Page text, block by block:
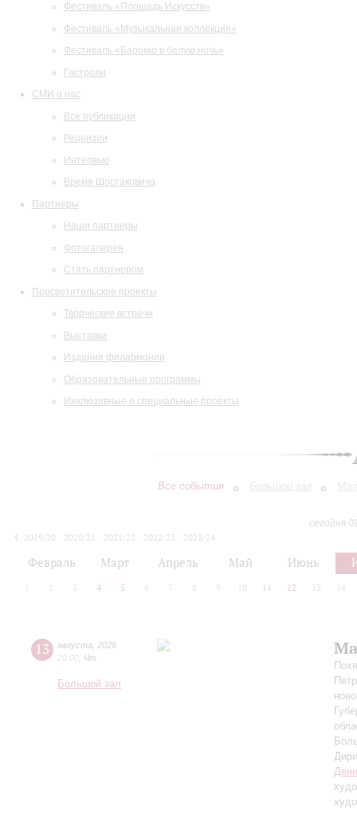
Фестиваль «Площадь Искусств»
Фестиваль «Музыкальная коллекция»
Фестиваль «Барокко в белую ночь»
Гастроли
СМИ о нас
Все публикации
Рецензии
Интервью
Время Шостаковича
Партнеры
Наши партнеры
Фотогалерея
Стать партнером
Просветительские проекты
Творческие встречи
Выставки
Издания филармонии
Образовательные программы
Инклюзивные и специальные проекты
Все события Большой зал
сегодня
2019/20
2020/21 2021/22 2022/23
2023/24
Февраль Март Апрель Май Июнь
2 3 4 5 6 7 8 9 10 11 12 13 14
13 августа
2026
20:00 Чт
Большой зал